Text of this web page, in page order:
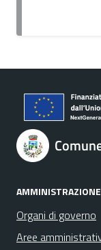
AMMINISTRAZIONE
Organi di governo
Aree